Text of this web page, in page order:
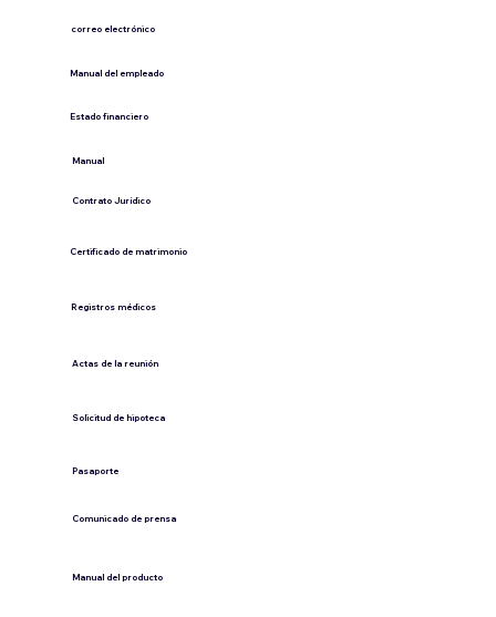
​correo electrónico
Manual del empleado
Estado financiero
​Manual
​Contrato Jurídico
Certificado de matrimonio
Registros médicos
Actas de la reunión
Solicitud de hipoteca
Pasaporte
Comunicado de prensa
​Manual del producto